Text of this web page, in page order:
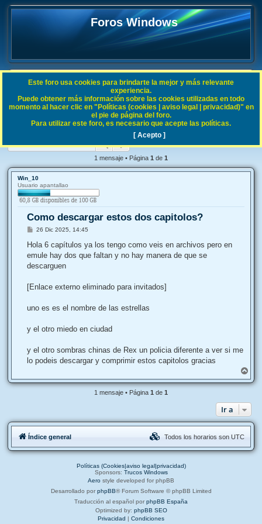
Foros Windows
FAQ
Índice general General Off Topic
B
r
Como descargar estos dos capitolos?
BuscarBúsqueda avanzada
1 mensaje • Página 1 de 1
Win_10
Usuario apantallao
Como descargar estos dos capitolos?
M
n
a
j
26 Dic 2025, 14:45
Hola 6 capítulos ya los tengo como veis en archivos pero en
emule hay dos que faltan y no hay manera de que se
descarguen
[Enlace externo eliminado para invitados]
uno es es el nombre de las estrellas
y el otro miedo en ciudad
y el otro sombras chinas de Rex un policia diferente a ver si me
lo podeis descargar y comprimir estos capitolos gracias
r
r
b
1 mensaje • Página 1 de 1
Ir a
Este foro usa cookies para brindarte la mejor y más relevante
experiencia.
Puede obtener más información sobre las cookies utilizadas en todo
momento al hacer clic en "Políticas (cookies | aviso legal | privacidad)" en
el pie de página del foro.
Para utilizar este foro, es necesario que acepte las políticas.
[ Acepto ]
Índice general Todos los horarios son UTC
Políticas (Cookies|aviso legal|privacidad)
Sponsors: Trucos Windows
Aero style developed for phpBB
Desarrollado por phpBB® Forum Software © phpBB Limited
Traducción al español por phpBB España
Optimized by: phpBB SEO
Privacidad | Condiciones